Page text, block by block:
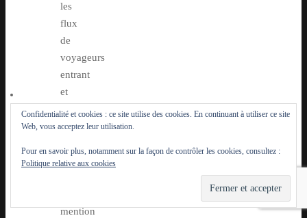
les
flux
de
voyageurs
entrant
et
sortant.
La
triangulaire
mention
Confidentialité et cookies : ce site utilise des cookies. En continuant à utiliser ce site
Web, vous acceptez leur utilisation.
Pour en savoir plus, notamment sur la façon de contrôler les cookies, consultez :
Politique relative aux cookies